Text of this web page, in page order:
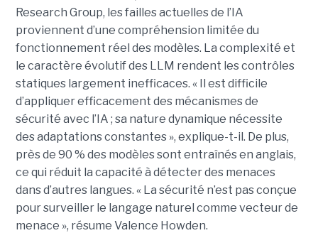
Research Group, les failles actuelles de l’IA
proviennent d’une compréhension limitée du
fonctionnement réel des modèles. La complexité et
le caractère évolutif des LLM rendent les contrôles
statiques largement inefficaces. « Il est difficile
d’appliquer efficacement des mécanismes de
sécurité avec l’IA ; sa nature dynamique nécessite
des adaptations constantes », explique-t-il. De plus,
près de 90 % des modèles sont entraînés en anglais,
ce qui réduit la capacité à détecter des menaces
dans d’autres langues. « La sécurité n’est pas conçue
pour surveiller le langage naturel comme vecteur de
menace », résume Valence Howden.